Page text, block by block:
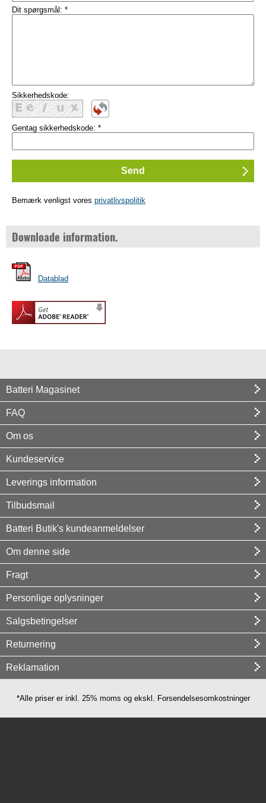
Dit spørgsmål: *
Sikkerhedskode:
Gentag sikkerhedskode: *
Bemærk venligst vores privatlivspolitik
Downloade information.
Datablad
Batteri Magasinet
FAQ
Om os
Kundeservice
Leverings information
Tilbudsmail
Batteri Butik's kundeanmeldelser
Om denne side
Fragt
Personlige oplysninger
Salgsbetingelser
Returnering
Reklamation
*Alle priser er inkl. 25% moms og ekskl. Forsendelsesomkostninger